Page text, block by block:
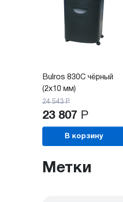
Bulros 830C чёрный
(2x10 мм)
24 543 Р
23 807 Р
В корзину
Метки